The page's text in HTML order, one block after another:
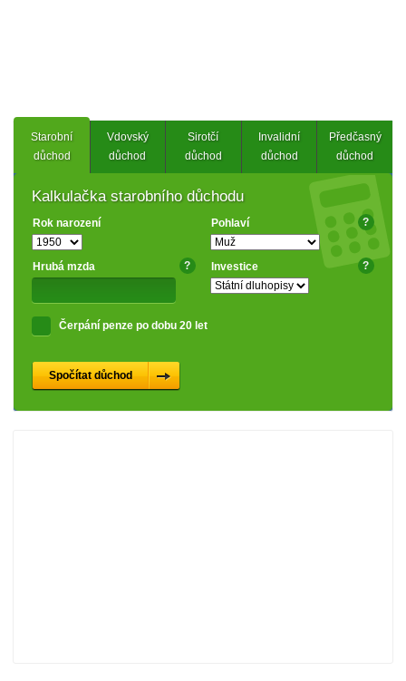
Starobní
důchod
Vdovský
důchod
Sirotčí
důchod
Invalidní
důchod
Předčasný
důchod
Kalkulačka starobního důchodu
Rok narození Pohlaví ?
Hrubá mzda ? Investice ?
Čerpání penze po dobu 20 let